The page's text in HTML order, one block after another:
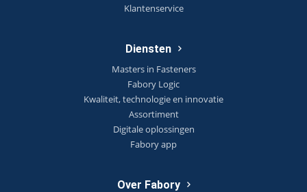
Klantenservice
Diensten
Masters in Fasteners
Fabory Logic
Kwaliteit, technologie en innovatie
Assortiment
Digitale oplossingen
Fabory app
Over Fabory